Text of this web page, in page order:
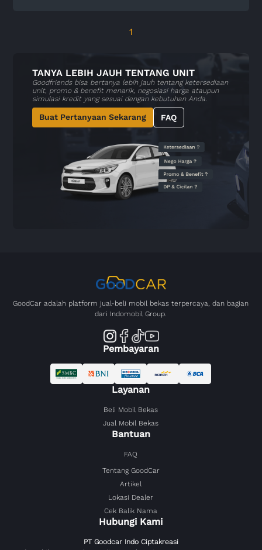
1
TANYA LEBIH JAUH TENTANG UNIT
Goodfriends bisa bertanya lebih jauh tentang ketersediaan
unit, promo & benefit menarik, negosiasi harga ataupun
simulasi kredit yang sesuai dengan kebutuhan Anda.
Buat Pertanyaan Sekarang FAQ
GoodCar adalah platform jual-beli mobil bekas terpercaya, dan bagian
dari Indomobil Group.
Pembayaran
Layanan
Beli Mobil Bekas
Jual Mobil Bekas
Bantuan
FAQ
Tentang GoodCar
Artikel
Lokasi Dealer
Cek Balik Nama
Hubungi Kami
PT Goodcar Indo Ciptakreasi